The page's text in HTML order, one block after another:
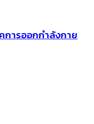
การออกกำลังกาย